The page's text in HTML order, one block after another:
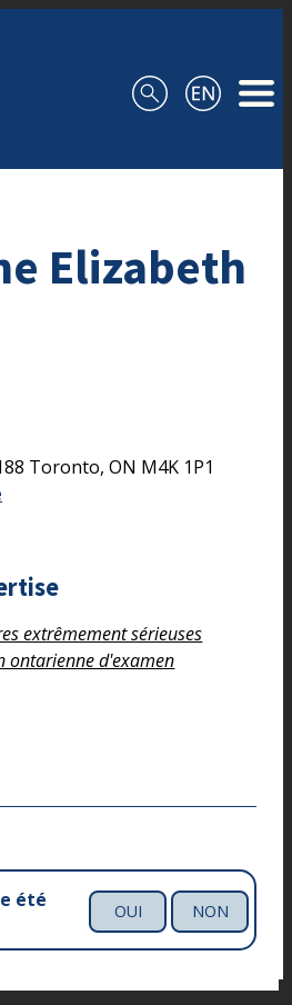
Elizabeth
Toronto, ON M4K 1P1
extrêmement sérieuses
ontarienne d'examen
été
OUI NON